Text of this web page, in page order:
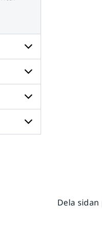
Undersidor
för
Radar
och
satellit
Undersidor
för
Väder
till
havs
Undersidor
för
Dela sidan